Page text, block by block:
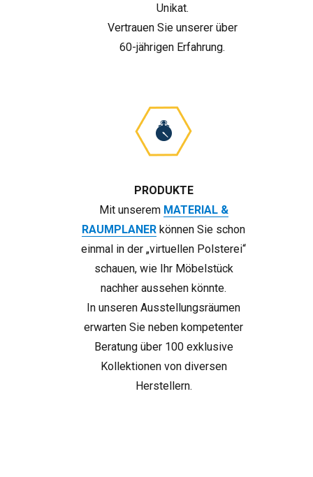
Unikat.
Vertrauen Sie unserer über
60-jährigen Erfahrung.
PRODUKTE
Mit unserem MATERIAL &
RAUMPLANER können Sie schon
einmal in der „virtuellen Polsterei“
schauen, wie Ihr Möbelstück
nachher aussehen könnte.
In unseren Ausstellungsräumen
erwarten Sie neben kompetenter
Beratung über 100 exklusive
Kollektionen von diversen
Herstellern.